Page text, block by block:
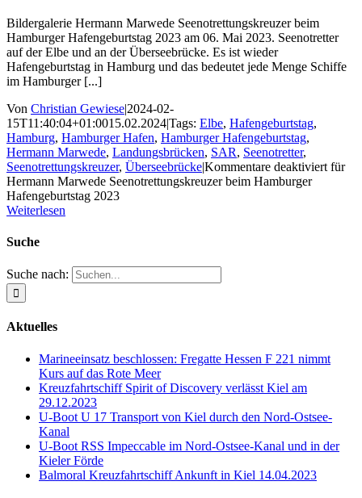
Bildergalerie Hermann Marwede Seenotrettungskreuzer beim
Hamburger Hafengeburtstag 2023 am 06. Mai 2023. Seenotretter
auf der Elbe und an der Überseebrücke. Es ist wieder
Hafengeburtstag in Hamburg und das bedeutet jede Menge Schiffe
im Hamburger [...]
Von Christian Gewiese|2024-02-
15T11:40:04+01:0015.02.2024|Tags: Elbe, Hafengeburtstag,
Hamburg, Hamburger Hafen, Hamburger Hafengeburtstag,
Hermann Marwede, Landungsbrücken, SAR, Seenotretter,
Seenotrettungskreuzer, Überseebrücke|Kommentare deaktiviert für
Hermann Marwede Seenotrettungskreuzer beim Hamburger
Hafengeburtstag 2023
Weiterlesen
Suche
Suche nach:
Aktuelles
Marineeinsatz beschlossen: Fregatte Hessen F 221 nimmt
Kurs auf das Rote Meer
Kreuzfahrtschiff Spirit of Discovery verlässt Kiel am
29.12.2023
U-Boot U 17 Transport von Kiel durch den Nord-Ostsee-
Kanal
U-Boot RSS Impeccable im Nord-Ostsee-Kanal und in der
Kieler Förde
Balmoral Kreuzfahrtschiff Ankunft in Kiel 14.04.2023